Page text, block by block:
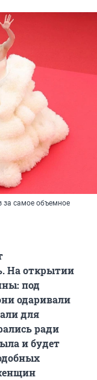
за самое объемное
На открытии
под
одаривали
для
ради
и будет